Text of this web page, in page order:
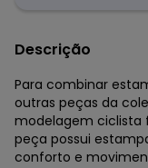
Descrição
Para combinar
outras peças da
modelagem ciclista
peça possui
conforto e